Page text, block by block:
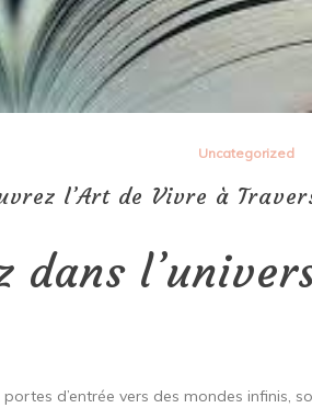
Uncategorized
l’Art de Vivre à
dans
portes d’entrée vers des mondes infinis,